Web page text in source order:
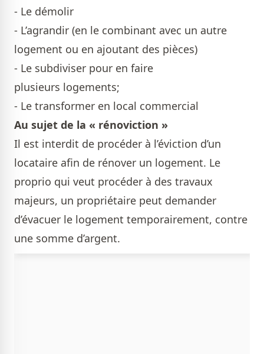
- Le démolir
- L’agrandir (en le combinant avec un autre
logement ou en ajoutant des pièces)
- Le subdiviser pour en faire
plusieurs logements;
- Le transformer en local commercial
Au sujet de la « rénoviction »
Il est interdit de procéder à l’éviction d’un
locataire afin de rénover un logement. Le
proprio qui veut procéder à des travaux
majeurs, un propriétaire peut demander
d’évacuer le logement temporairement, contre
une somme d’argent.